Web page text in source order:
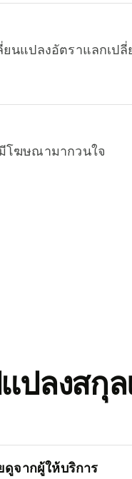
ยนแปลงอัตราแลกเปลี่
โฆษณามากวนใจ
ลงสกุล
ดูจากผู้ให้บริการ